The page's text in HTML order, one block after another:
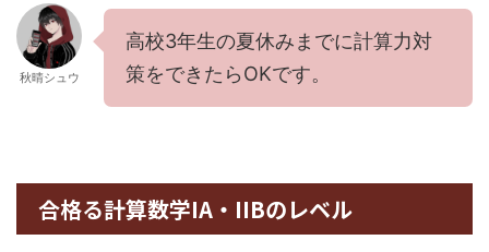
秋晴シュウ
高校3年生の夏休みまでに計算力対
策をできたらOKです。
合格る計算数学IA・IIBのレベル